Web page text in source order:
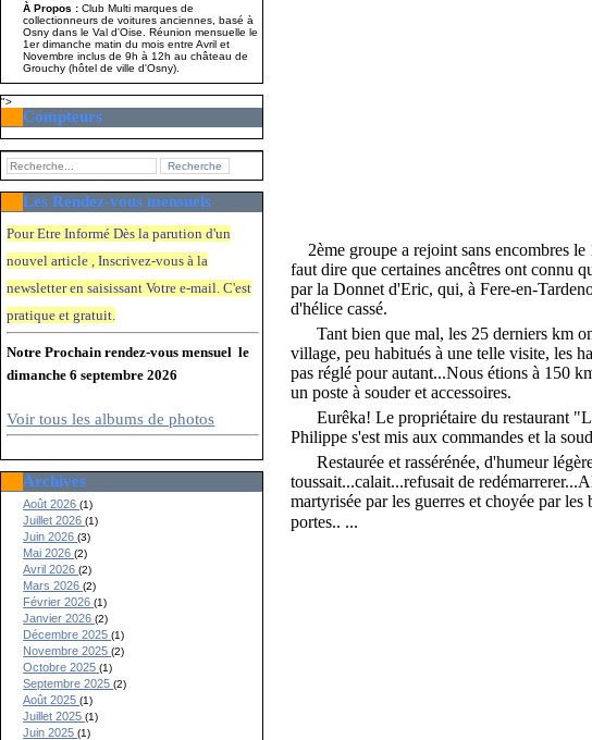
À Propos :Club Multi marques de
collectionneurs de voitures anciennes, basé à
Osny dans le Val d'Oise. Réunion mensuelle le
1er dimanche matin du mois entre Avril et
Novembre inclus de 9h à 12h au château de
Grouchy (hôtel de ville d'Osny).
">
Compteurs
Les Rendez-vous mensuels
Pour Etre Informé Dès la parution d'un
nouvel article , Inscrivez-vous à la
newsletter en saisissant Votre e-mail. C'est
pratique et gratuit.
Notre Prochain rendez-vous mensuel le
dimanche 6 septembre 2026
Voir tous les albums de photos
Archives
Août 2026(1)
Juillet 2026(1)
Juin 2026(3)
Mai 2026(2)
Avril 2026(2)
Mars 2026(2)
Février 2026(1)
Janvier 2026(2)
Décembre 2025(1)
Novembre 2025(2)
Octobre 2025(1)
Septembre 2025(2)
Août 2025(1)
Juillet 2025(1)
Juin 2025(1)
2ème groupe a rejoint sans encombres
faut dire que certaines ancêtres ont connu
par la Donnet d'Eric, qui, à Fere-en-
d'hélice cassé.
Tant bien que mal, les 25 derniers km
village, peu habitués à une telle visite, les
pas réglé pour autant...Nous étions à 150
un poste à souder et accessoires.
Eurêka! Le propriétaire du restaurant
Philippe s'est mis aux commandes et la
Restaurée et rassérénée, d'humeur
toussait...calait...refusait de
martyrisée par les guerres et choyée par
portes..